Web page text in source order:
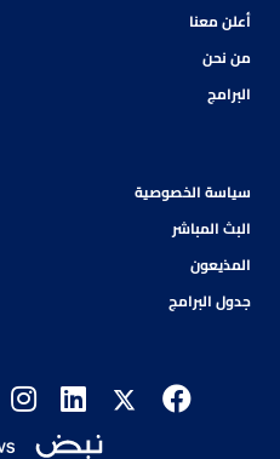
أعلن معنا
من نحن
البرامج
سياسة الخصوصية
البث المباشر
المذيعون
جدول البرامج